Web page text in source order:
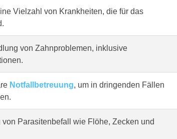
Vielzahl von Krankheiten, die für das
von Zahnproblemen, inklusive
Notfallbetreuung, um in dringenden Fällen
Parasitenbefall wie Flöhe, Zecken und